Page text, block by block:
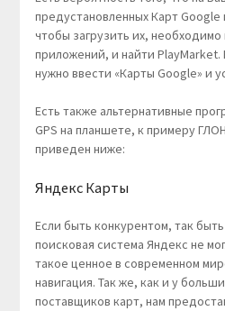
предустановленных Карт Google
чтобы загрузить их,
приложений, и найти PlayMarket.
нужно ввести «Карты Google» и
Есть также альтернативные
GPS на планшете, к примеру
приведен ниже:
Яндекс Карты
Если быть конкурентом, так
поисковая система Яндекс не
такое ценное в современном
навигация. Так же, как и у
поставщиков карт, нам